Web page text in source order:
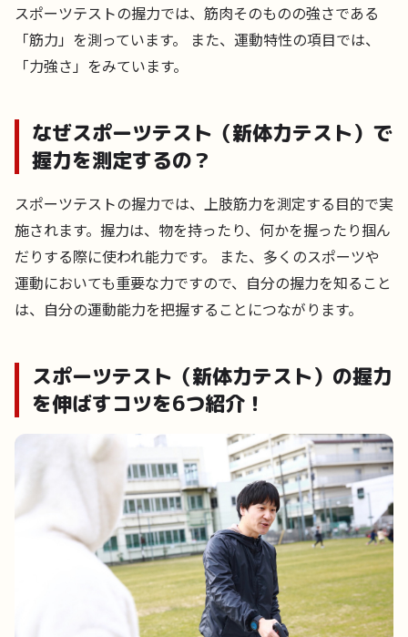
スポーツテストの握力では、筋肉そのものの強さである
「筋力」を測っています。 また、運動特性の項目では、
「力強さ」をみています。
なぜスポーツテスト（新体力テスト）で
握力を測定するの？
スポーツテストの握力では、上肢筋力を測定する目的で実
施されます。握力は、物を持ったり、何かを握ったり掴ん
だりする際に使われ能力です。 また、多くのスポーツや
運動においても重要な力ですので、自分の握力を知ること
は、自分の運動能力を把握することにつながります。
スポーツテスト（新体力テスト）の握力
を伸ばすコツを6つ紹介！